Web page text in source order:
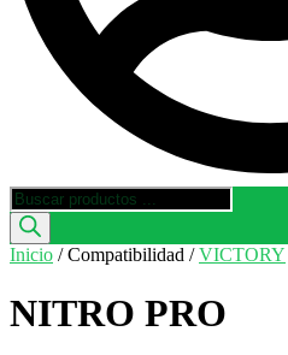
Búsqueda
de
productos
Inicio / Compatibilidad /VICTORY
NITRO PRO